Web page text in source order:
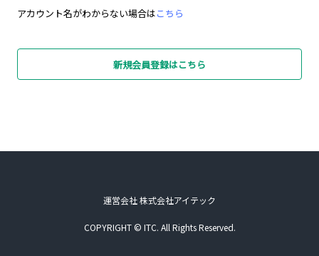
アカウント名がわからない場合はこちら
新規会員登録はこちら
運営会社 株式会社アイテック
COPYRIGHT © ITC. All Rights Reserved.